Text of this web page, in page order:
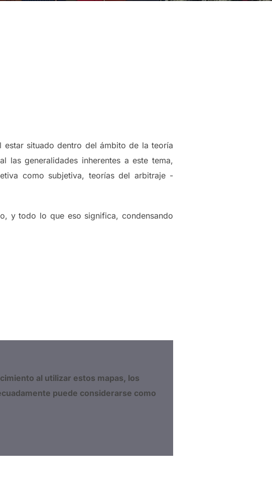
situado dentro del ámbito de la teoría
las generalidades inherentes a este tema,
como subjetiva, teorías del arbitraje -
y todo lo que eso significa, condensando
al utilizar estos mapas, los
puede considerarse como